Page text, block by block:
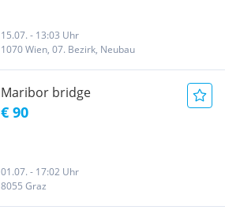
15.07. - 13:03 Uhr
1070 Wien, 07. Bezirk, Neubau
Maribor bridge
€ 90
01.07. - 17:02 Uhr
8055 Graz